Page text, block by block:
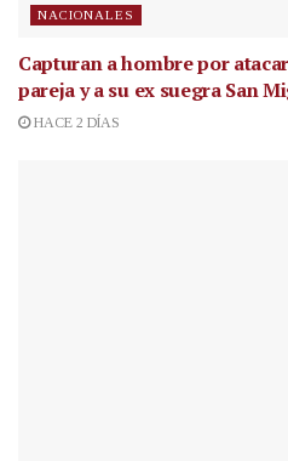
NACIONALES
Capturan a hombre por
pareja y a su ex suegra San
HACE 2 DÍAS